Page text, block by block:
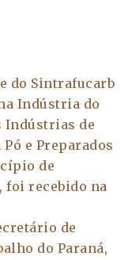
do Sintrafucarb
Indústria do
Indústrias de
Pó e Preparados
de
foi recebido na
de
do Paraná,